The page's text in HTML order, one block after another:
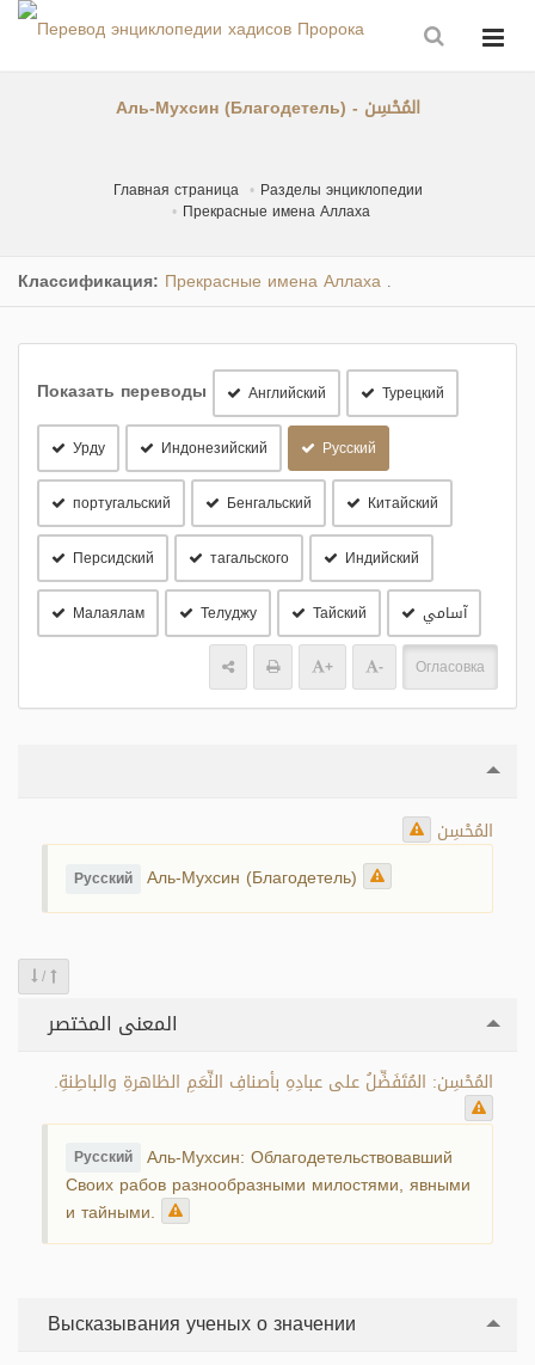
Аль-Мухсин (Благодетель) - المُحْسِن
Главная страница
Разделы энциклопедии
Прекрасные имена Аллаха
Классификация: Прекрасные имена Аллаха
Показать переводы Английский Турецкий
Урду Индонезийский Русский
португальский Бенгальский Китайский
Персидский тагальского Индийский
Малаялам Телуджу Тайский آسامي
+ - Огласовка
المُحْسِن
Русский Аль-Мухсин (Благодетель)
/
المعنى المختصر
المُحْسِن: المُتَفَضِّلُ على عبادِهِ بأصنافِ النِّعَمِ الظاهرةِ والباطِنةِ.
Русский Аль-Мухсин: Облагодетельствовавший
Своих рабов разнообразными милостями, явными
и тайными.
Высказывания ученых о значении